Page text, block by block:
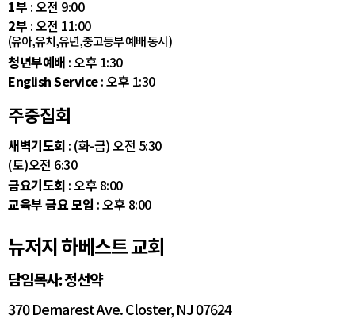
1부 : 오전 9:00
2부 : 오전 11:00
(유아,유치,유년,중고등부 예배 동시)
청년부예배 : 오후 1:30
English Service: 오후 1:30
주중집회
새벽기도회 : (화-금) 오전 5:30
(토)오전 6:30
금요기도회 : 오후 8:00
교육부 금요 모임 : 오후 8:00
뉴저지 하베스트 교회
담임목사: 정선약
370 Demarest Ave. Closter, NJ 07624